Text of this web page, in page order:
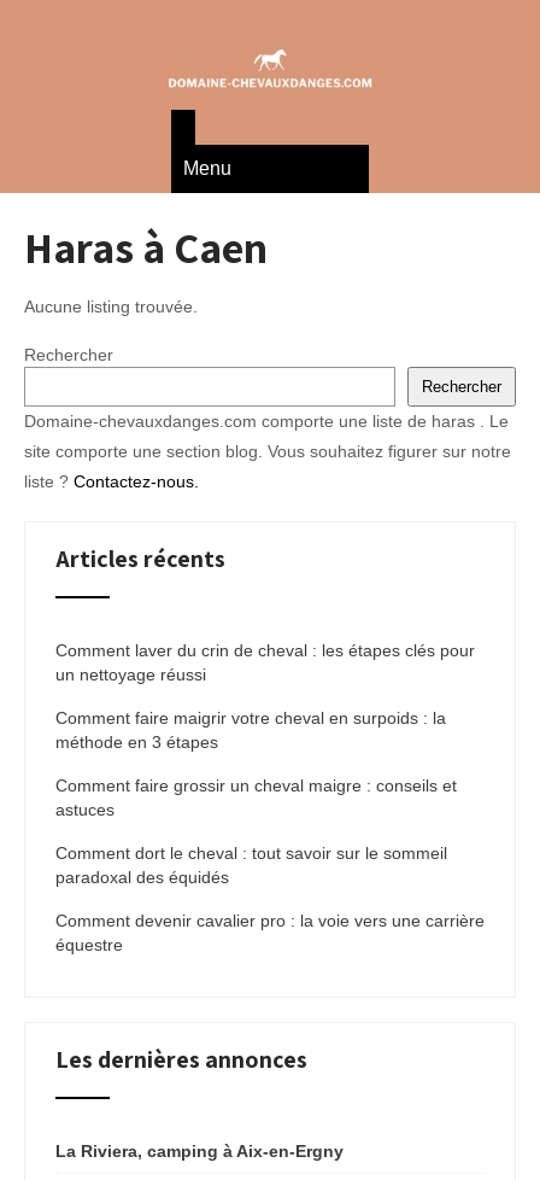
Menu
Haras à Caen
Aucune listing trouvée.
Rechercher
Rechercher
Domaine-chevauxdanges.com comporte une liste de haras . Le
site comporte une section blog. Vous souhaitez figurer sur notre
liste ? Contactez-nous.
Articles récents
Comment laver du crin de cheval : les étapes clés pour
un nettoyage réussi
Comment faire maigrir votre cheval en surpoids : la
méthode en 3 étapes
Comment faire grossir un cheval maigre : conseils et
astuces
Comment dort le cheval : tout savoir sur le sommeil
paradoxal des équidés
Comment devenir cavalier pro : la voie vers une carrière
équestre
Les dernières annonces
La Riviera, camping à Aix-en-Ergny